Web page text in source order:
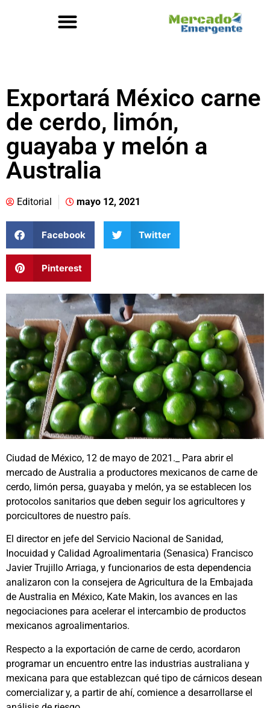
Exportará México carne
de cerdo, limón,
guayaba y melón a
Australia
Editorial mayo 12, 2021
Facebook Twitter
Pinterest
Ciudad de México, 12 de mayo de 2021._ Para abrir el
mercado de Australia a productores mexicanos de carne de
cerdo, limón persa, guayaba y melón, ya se establecen los
protocolos sanitarios que deben seguir los agricultores y
porcicultores de nuestro país.
El director en jefe del Servicio Nacional de Sanidad,
Inocuidad y Calidad Agroalimentaria (Senasica) Francisco
Javier Trujillo Arriaga, y funcionarios de esta dependencia
analizaron con la consejera de Agricultura de la Embajada
de Australia en México, Kate Makin, los avances en las
negociaciones para acelerar el intercambio de productos
mexicanos agroalimentarios.
Respecto a la exportación de carne de cerdo, acordaron
programar un encuentro entre las industrias australiana y
mexicana para que establezcan qué tipo de cárnicos desean
comercializar y, a partir de ahí, comience a desarrollarse el